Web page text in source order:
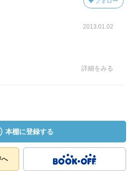
2013.01.02
詳細をみる
本棚に登録する
へ